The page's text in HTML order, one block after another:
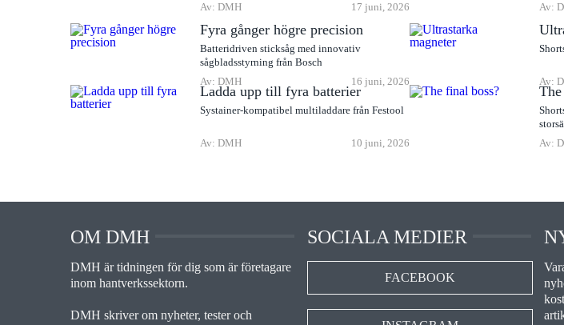
Av: DMH 17 juni, 2026
Av:
Fyra gånger högre precision
Batteridriven sticksåg med innovativ
sågbladsstyrning från Bosch
Av: DMH
16 juni, 2026 Av:
Ladda upp till fyra batterier
Systainer-kompatibel multiladdare från Festool
Av: DMH 10 juni, 2026
Av:
OM DMH
DMH är tidningen för dig som är företagare
inom hantverkssektorn.
DMH skriver om nyheter, tester och
SOCIALA MEDIER
FACEBOOK